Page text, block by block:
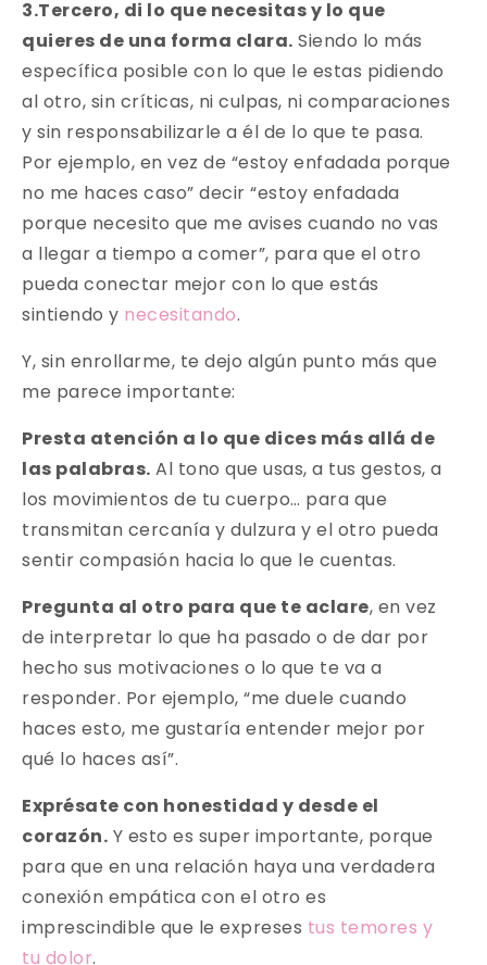
3.Tercero, di lo que necesitas y lo que
quieres de una forma clara. Siendo lo más
específica posible con lo que le estas pidiendo
al otro, sin críticas, ni culpas, ni comparaciones
y sin responsabilizarle a él de lo que te pasa.
Por ejemplo, en vez de “estoy enfadada porque
no me haces caso” decir “estoy enfadada
porque necesito que me avises cuando no vas
a llegar a tiempo a comer”, para que el otro
pueda conectar mejor con lo que estás
sintiendo y necesitando.
Y, sin enrollarme, te dejo algún punto más que
me parece importante:
Presta atención a lo que dices más allá de
las palabras. Al tono que usas, a tus gestos, a
los movimientos de tu cuerpo… para que
transmitan cercanía y dulzura y el otro pueda
sentir compasión hacia lo que le cuentas.
Pregunta al otro para que te aclare, en vez
de interpretar lo que ha pasado o de dar por
hecho sus motivaciones o lo que te va a
responder. Por ejemplo, “me duele cuando
haces esto, me gustaría entender mejor por
qué lo haces así”.
Exprésate con honestidad y desde el
corazón. Y esto es super importante, porque
para que en una relación haya una verdadera
conexión empática con el otro es
imprescindible que le expreses tus temores y
tu dolor.